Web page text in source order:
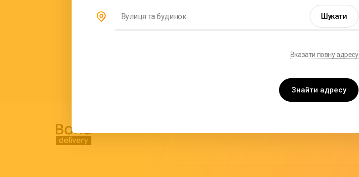
Вулиця та будинок Шукати
Вказати повну адресу
Знайти адресу